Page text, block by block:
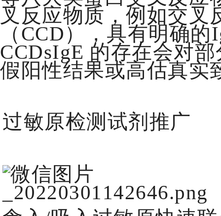
叉反应物质，例如交叉
（CCD），具有明确
CCDsIgE 的存在会对
假阳性结果或高估真实
过敏原检测试剂推广